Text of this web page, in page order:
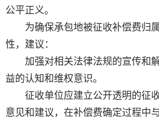
公平正义。
为确保承包地被征收补偿费归属
性，建议：
加强对相关法律法规的宣传和解
益的认知和维权意识。
征收单位应建立公开透明的征收
意见和建议，在补偿费确定过程中